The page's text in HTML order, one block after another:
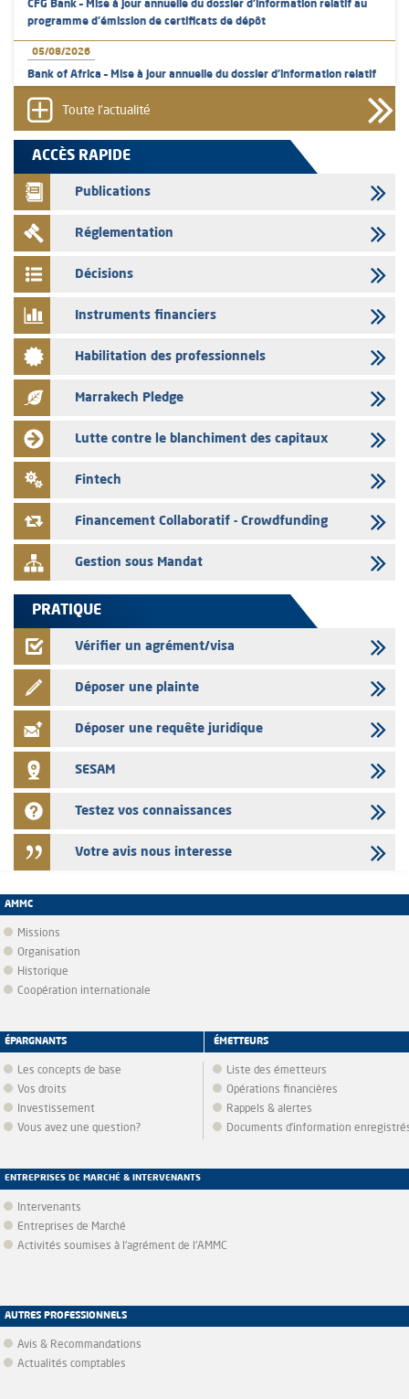
CFG Bank – Mise à jour annuelle du dossier d’information relatif au
programme d'émission de certificats de dépôt
05/08/2026
Bank of Africa – Mise à jour annuelle du dossier d’information relatif
05/08/2026
L’AMMC met sur son site internet les publications réalisées par les
émetteurs en date du 5 août 2026
04/08/2026
L’AMMC met sur son site internet les publications réalisées par les
émetteurs en date du 4 août 2026
Saham Bank – Mise à jour annuelle du dossier d’information relatif au
03/08/2026
L’AMMC met sur son site internet les publications réalisées par les
émetteurs en date du 3 août 2026
03/08/2026
Liste des agréments et visas d'OPCVM accordés par l'AMMC pour le
mois de juillet 2026
03/08/2026
L' AMMC publie les indicateurs mensuels du marché des capitaux pour
le mois de Juin 2026
Toute l'actualité
ACCÈS RAPIDE
Publications
Réglementation
Décisions
Instruments financiers
Habilitation des professionnels
Marrakech Pledge
Lutte contre le blanchiment des capitaux
Fintech
Financement Collaboratif - Crowdfunding
Gestion sous Mandat
PRATIQUE
Vérifier un agrément/visa
Déposer une plainte
Déposer une requête juridique
SESAM
Testez vos connaissances
Votre avis nous interesse
AMMC
Missions
Organisation
Historique
Coopération internationale
ÉPARGNANTS
Les concepts de base
Vos droits
Investissement
Vous avez une question?
ÉMETTEURS
Liste des émetteurs
Opérations financières
Rappels & alertes
Documents d’information
ENTREPRISES DE MARCHÉ & INTERVENANTS
Intervenants
Entreprises de Marché
Activités soumises à l'agrément de l'AMMC
AUTRES PROFESSIONNELS
Avis & Recommandations
Actualités comptables